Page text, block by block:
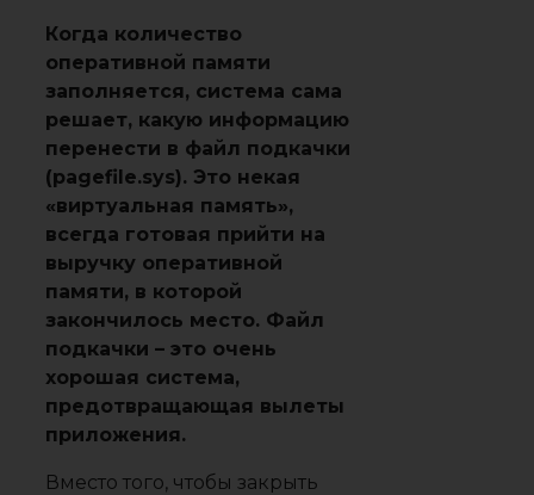
Когда количество
оперативной памяти
заполняется, система сама
решает, какую информацию
перенести в файл подкачки
(pagefile.sys). Это некая
«виртуальная память»,
всегда готовая прийти на
выручку оперативной
памяти, в которой
закончилось место. Файл
подкачки – это очень
хорошая система,
предотвращающая вылеты
приложения.
Вместо того, чтобы закрыть